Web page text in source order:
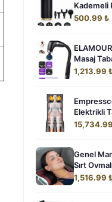
Kademeli
500.99 ₺
Masaj
1,213.99
Elektrikli
Genel
Sırt
1,516.99